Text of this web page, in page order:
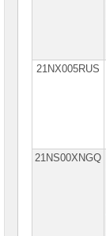
21NX005RUS
21NS00XNGQ